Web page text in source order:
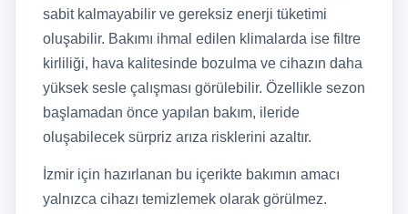
sabit kalmayabilir ve gereksiz enerji tüketimi
oluşabilir. Bakımı ihmal edilen klimalarda ise filtre
kirliliği, hava kalitesinde bozulma ve cihazın daha
yüksek sesle çalışması görülebilir. Özellikle sezon
başlamadan önce yapılan bakım, ileride
oluşabilecek sürpriz arıza risklerini azaltır.
İzmir için hazırlanan bu içerikte bakımın amacı
yalnızca cihazı temizlemek olarak görülmez.